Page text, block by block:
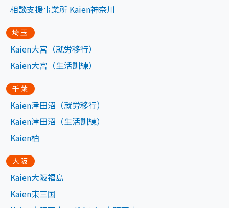
相談支援事業所 Kaien神奈川
埼玉
Kaien大宮（就労移行）
Kaien大宮（生活訓練）
千葉
Kaien津田沼（就労移行）
Kaien津田沼（生活訓練）
Kaien柏
大阪
Kaien大阪福島
Kaien東三国